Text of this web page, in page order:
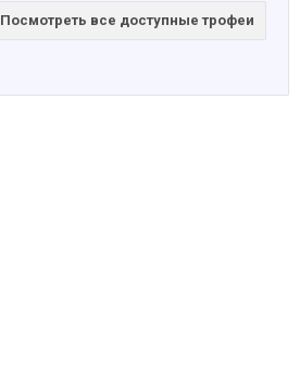
Посмотреть все доступные трофеи